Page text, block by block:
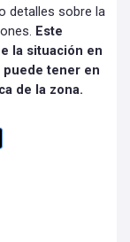
detalles sobre la
Este
la situación en
puede tener en
de la zona.